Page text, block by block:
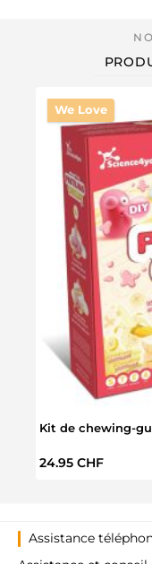
We Love
Kit de chewing-
Prix régulier :
24.95 CHF
Assistance